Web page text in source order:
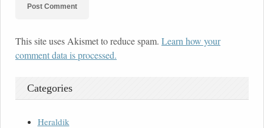
This site uses Akismet to reduce spam. Learn how your
comment data is processed.
Categories
Heraldik